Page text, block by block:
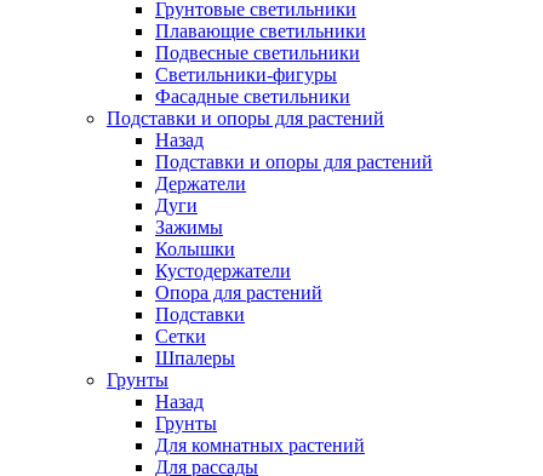
Грунтовые светильники
Плавающие светильники
Подвесные светильники
Светильники-фигуры
Фасадные светильники
Подставки и опоры для растений
Назад
Подставки и опоры для растений
Держатели
Дуги
Зажимы
Колышки
Кустодержатели
Опора для растений
Подставки
Сетки
Шпалеры
Грунты
Назад
Грунты
Для комнатных растений
Для рассады